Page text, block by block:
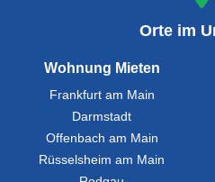
Orte im
Wohnung Mieten
Frankfurt am Main
Darmstadt
Offenbach am Main
Rüsselsheim am Main